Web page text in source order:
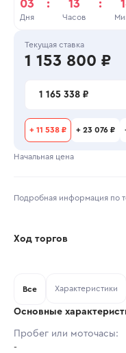
03
Дня
: 13
Часов
:
Текущая ставка
1 153 800 ₽
1 165 338 ₽
+ 11 538 ₽ + 23 076 ₽
Начальная цена
Подробная информация по
Тип аукциона:
Шаг торгов:
Ход торгов
Все Характеристики
Основные
Пробег или моточасы:
-